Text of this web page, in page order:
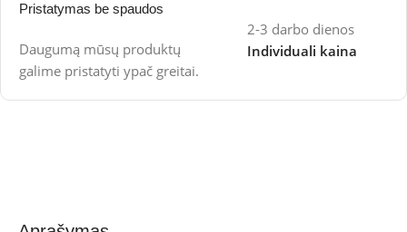
Pristatymas be spaudos
Daugumą mūsų produktų
galime pristatyti ypač greitai.
2-3 darbo dienos
Individuali kaina